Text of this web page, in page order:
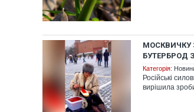
МОСКВИЧКУ
БУТЕРБРОД
Категорія:
Російські
вирішила